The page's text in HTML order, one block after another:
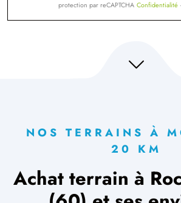
protection par reCAPTCHA Confidentialité -
NOS TERRAINS À
20 KM
Achat terrain à